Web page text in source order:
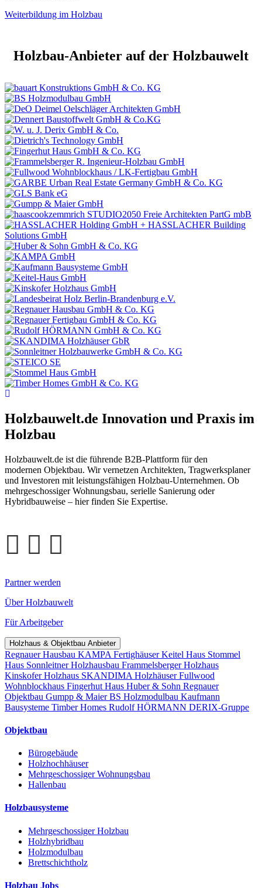
Weiterbildung im Holzbau
Holzbau-Anbieter auf der Holzbauwelt
Holzbauwelt.de Innovation und Praxis im
Holzbau
Holzbauwelt.de ist die führende B2B-Plattform für den
modernen Objektbau. Wir vernetzen Architekten, Tragwerksplaner
und Investoren mit leistungsfähigen Holzbau-Unternehmen. Ob
mehrgeschossiger Wohnungsbau, serielle Sanierung oder
Hybridbauweise – hier finden Sie Expertise.
Partner werden
Über Holzbauwelt
Für Arbeitgeber
Holzhaus & Objektbau Anbieter
Regnauer Hausbau KAMPA FertighäuserKeitel Haus Stommel
Haus Sonnleitner Holzhausbau Frammelsberger Holzhaus
Kinskofer Holzhaus SKANDIMA HolzhäuserFullwood
Wohnblockhaus Fingerhut Haus Huber & Sohn Regnauer
Objektbau Gumpp & MaierBS Holzmodulbau Kaufmann
Bausysteme Timber Homes Rudolf HÖRMANN DERIX-Gruppe
Objektbau
Bürogebäude
Holzhochhäuser
Mehrgeschossiger Wohnungsbau
Hallenbau
Holzbausysteme
Mehrgeschossiger Holzbau
Holzhybridbau
Holzmodulbau
Brettschichtholz
Holzbau Jobs